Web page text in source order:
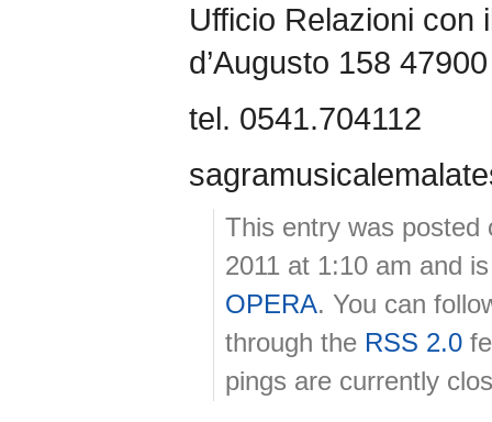
Ufficio Relazioni con
d’Augusto 158
tel. 0541.704112
This entry was posted
2011 at 1:10 am and
OPERA. You can
through the RSS 2.0
pings are currently